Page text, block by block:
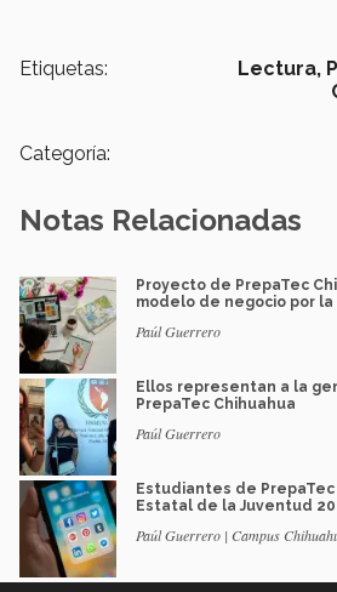
Etiquetas: Lectura,
Categoría:
Notas Relacionadas
Proyecto de PrepaTec
modelo de negocio por la
Paúl Guerrero
Ellos representan a la
PrepaTec Chihuahua
Paúl Guerrero
Estudiantes de PrepaTec
Estatal de la Juventud
Paúl Guerrero | Campus